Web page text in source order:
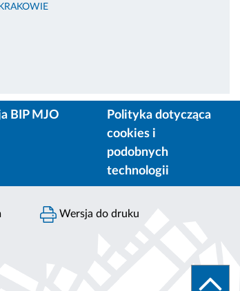
BIP MJO
Polityka dotycząca
cookies i
podobnych
technologii
Wersja do druku